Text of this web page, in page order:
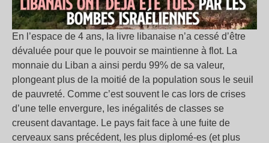
En l’espace de 4 ans, la livre libanaise n’a cessé d’être
dévaluée pour que le pouvoir se maintienne à flot. La
monnaie du Liban a ainsi perdu 99% de sa valeur,
plongeant plus de la moitié de la population sous le seuil
de pauvreté. Comme c’est souvent le cas lors de crises
d’une telle envergure, les inégalités de classes se
creusent davantage. Le pays fait face à une fuite de
cerveaux sans précédent, les plus diplomé-es (et plus